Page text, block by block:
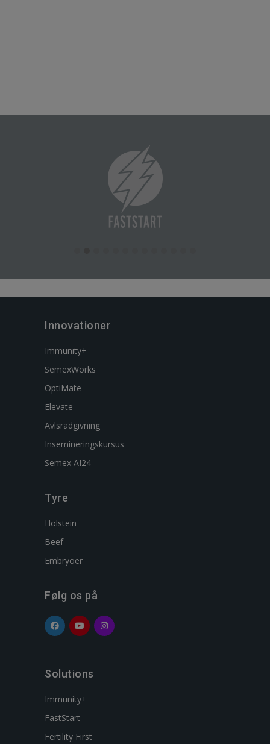
Innovationer
Immunity+
SemexWorks
OptiMate
Elevate
Avlsradgivning
Insemineringskursus
Semex AI24
Tyre
Holstein
Beef
Embryoer
Følg os på
Solutions
Immunity+
FastStart
Fertility First